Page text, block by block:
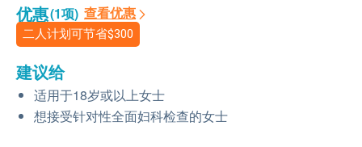
优惠(1项) 查看优惠
二人计划可节省$300
建议给
适用于18岁或以上女士
想接受针对性全面妇科检查的女士